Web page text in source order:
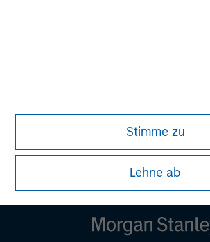
Stimme zu
Lehne ab